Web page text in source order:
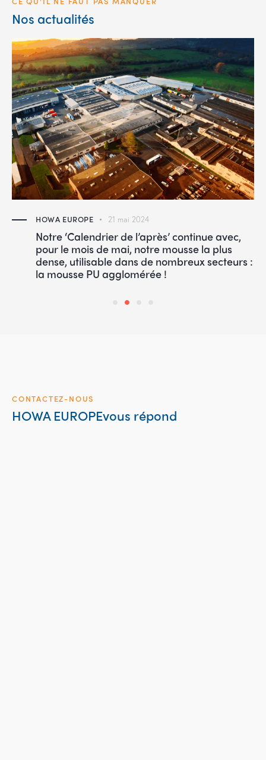
Nos actualités
HOWA EUROPE 21 mai 2024
Notre ‘Calendrier de l’après’ continue avec,
pour le mois de mai, notre mousse la plus
dense, utilisable dans de nombreux secteurs :
la mousse PU agglomérée !
CONTACTEZ-NOUS
HOWA EUROPEvous répond